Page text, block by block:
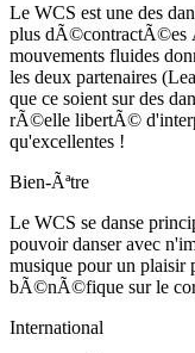
Le WCS est une des
plus dÃ©contractÃ©es
mouvements fluides
les deux partenaires
que ce soient sur des
rÃ©elle libertÃ©
qu'excellentes !
Bien-Ãªtre
Le WCS se danse
pouvoir danser avec
musique pour un plaisir
bÃ©nÃ©fique sur le
International